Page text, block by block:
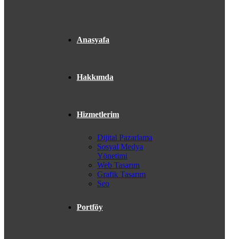
Anasyafa
Hakkımda
Hizmetlerim
Dijital Pazarlama
Sosyal Medya
Yönetimi
Web Tasarım
Grafik Tasarım
Seo
Portföy